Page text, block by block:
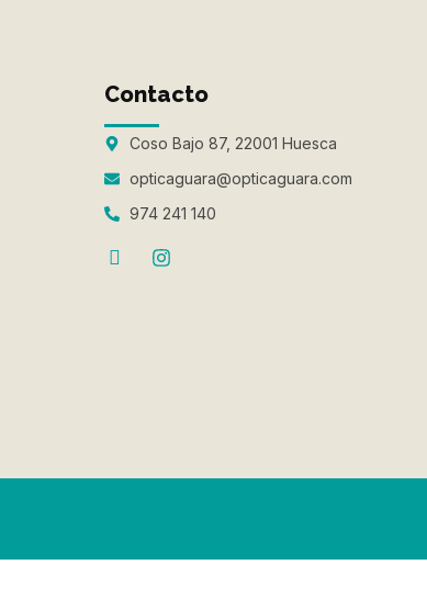
Contacto
Coso Bajo 87, 22001 Huesca
opticaguara@opticaguara.com
974 241 140